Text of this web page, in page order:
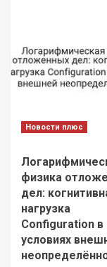
Новости плюс
физика
дел:
нагрузка
Configuration в
условиях